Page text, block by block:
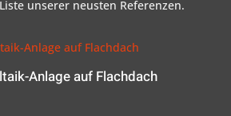
unserer neusten Referenzen.
Anlage auf Flachdach